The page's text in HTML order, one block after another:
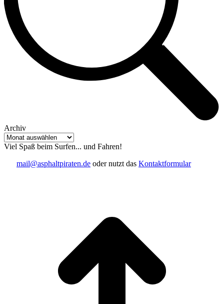
Archiv
Archiv
Viel Spaß beim Surfen... und Fahren!
mail@asphaltpiraten.de oder nutzt das Kontaktformular